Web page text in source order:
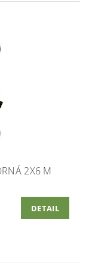
2X6 M
DETAIL